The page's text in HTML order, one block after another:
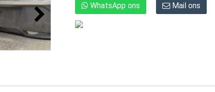
WhatsApp ons Mail ons